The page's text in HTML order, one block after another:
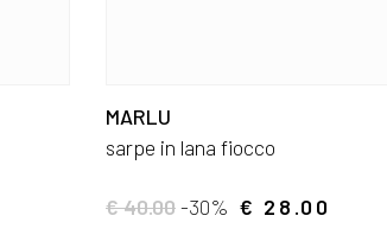
MARLU
sarpe in lana fiocco
€ 40.00-30% € 28.00